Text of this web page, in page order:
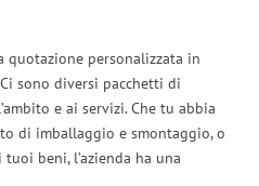
quotazione personalizzata in
sono diversi pacchetti di
e ai servizi. Che tu abbia
di imballaggio e smontaggio, o
beni, l’azienda ha una